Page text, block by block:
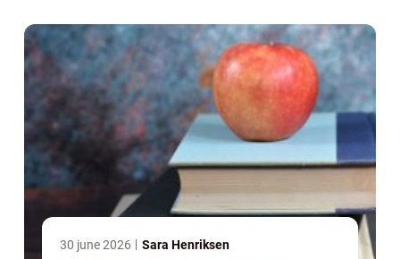
30 june 2026 Sara Henriksen